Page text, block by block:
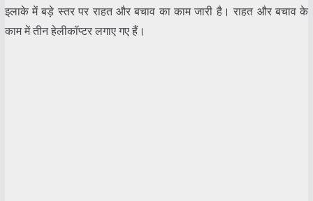
इलाके में बड़े स्तर पर राहत और बचाव का काम जारी है। राहत और बचाव के
काम में तीन हेलीकॉप्टर लगाए गए हैं।